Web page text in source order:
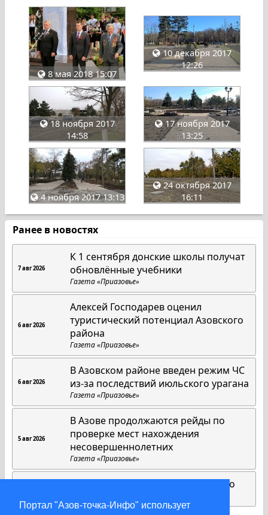
Портал "Азов-точка-Инфо" использует
8 мая 2018 15:07
10 декабря 2017
12:26
18 ноября 2017
14:58
17 ноября 2017
13:25
4 ноября 2017 13:13
24 октября 2017
16:11
Ранее в новостях
7 авг 2026
К 1 сентября донские школы получат
обновлённые учебники
Газета «Приазовье»
6 авг 2026
Алексей Господарев оценил
туристический потенциал Азовского
района
Газета «Приазовье»
6 авг 2026
В Азовском районе введен режим ЧС
из-за последствий июльского урагана
Газета «Приазовье»
5 авг 2026
В Азове продолжаются рейды по
проверке мест нахождения
несовершеннолетних
Газета «Приазовье»
Матрица добра Юлии Максименко